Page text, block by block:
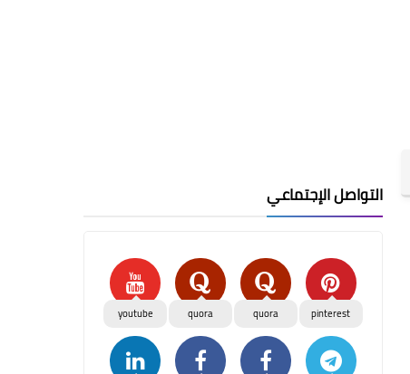
التواصل الإجتماعي
pinterest
quora
quora
youtube